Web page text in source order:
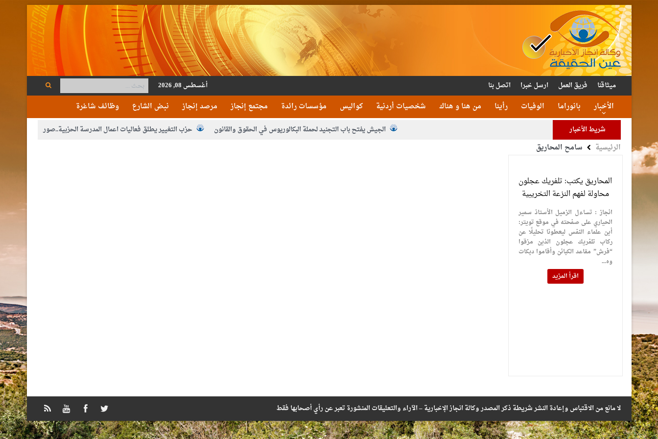
أغسطس 08, 2026 ميثاقنا فريق العمل ارسل خبرا اتصل بنا
الأخبار بانوراما الوفيات رأينا من هنا و هناك شخصيات أردنية كواليس مؤسسات رائدة مجتمع إنجاز مرصد إنجاز نبض الشارع وظائف شاغرة
شريط الأخبار حزب التغيير يطلق فعاليات اعمال المدرسة الحزبية..صور
الجيش يفتح باب التجنيد لحملة البكالوريوس في الحقوق والقانون
الرئيسية سامح المحاريق
المحاريق يكتب: تلفريك عجلون
محاولة لفهم النزعة التخريبية
انجاز : تساءل الزميل الأستاذ سمير
الحياري على صفحته في موقع تويتر:
أين علماء النفس ليعطونا تحليلًا عن
ركاب تلفريك عجلون الذين مزقوا
“فرش” مقاعد الكبائن وأقاموا دبكات
وه...
اقرأ المزيد
لا مانع من الاقتباس وإعادة النشر شريطة ذكر المصدر وكالة انجاز الإخبارية – الآراء والتعليقات المنشورة تعبر عن رأي أصحابها فقط